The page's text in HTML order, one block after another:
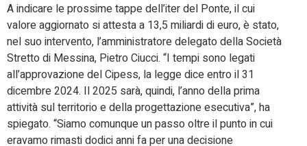
A indicare le prossime tappe dell’iter del Ponte, il cui
valore aggiornato si attesta a 13,5 miliardi di euro, è stato,
nel suo intervento, l’amministratore delegato della Società
Stretto di Messina, Pietro Ciucci. “I tempi sono legati
all’approvazione del Cipess, la legge dice entro il 31
dicembre 2024. Il 2025 sarà, quindi, l’anno della prima
attività sul territorio e della progettazione esecutiva”, ha
spiegato. “Siamo comunque un passo oltre il punto in cui
eravamo rimasti dodici anni fa per una decisione